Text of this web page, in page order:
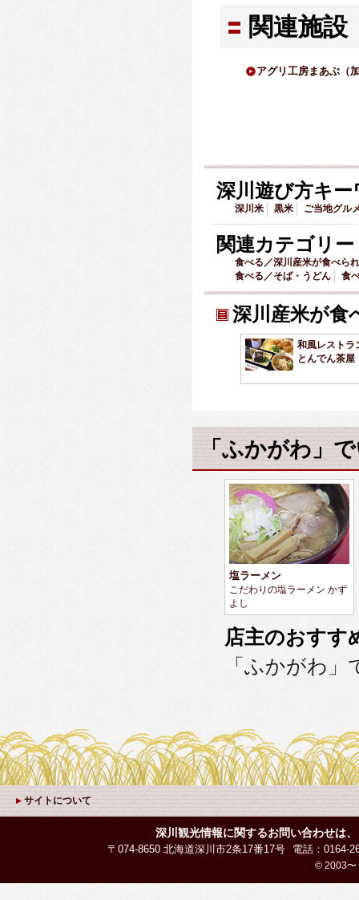
関連施設
アグリ工房まあぶ（
深川遊び方キー
深川米 黒米 ご当地グル
関連カテゴリー
食べる／深川産米が食べら
食べる／そば・うどん
食
深川産米が食
和風レストラ
とんでん茶屋
「ふかがわ」
塩ラーメン
こだわりの塩ラーメン かず
よし
店主のおすす
「ふかがわ
サイトについて
深川観光情報に関するお問い合わせは、
〒074-8650 北海道深川市2条17番17号 電話：0164-
© 2003〜